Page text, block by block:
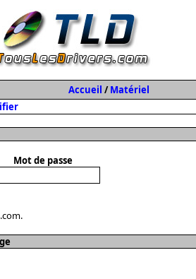
Accueil /Matériel
Mot de passe